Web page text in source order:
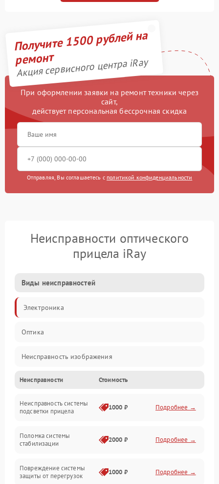
Получите 1500 рублей на
ремонт
Акция сервисного центра iRay
При оформлении заявки на ремонт техники через
сайт,
действует персональная бессрочная скидка
Отправляя, Вы соглашаетесь с политикой конфиденциальности
Неисправности оптического
прицела iRay
Виды неисправностей
Электроника
Оптика
Неисправность изображения
Механические повреждения
Неисправность фокусировки и оптики
Электропитание
Неисправности Стоимость
Неисправность системы
подсветки прицела
1000 ₽ Подробнее →
Поломка системы
стабилизации
2000 ₽ Подробнее →
Повреждение системы
защиты от перегрузок
1000 ₽ Подробнее →